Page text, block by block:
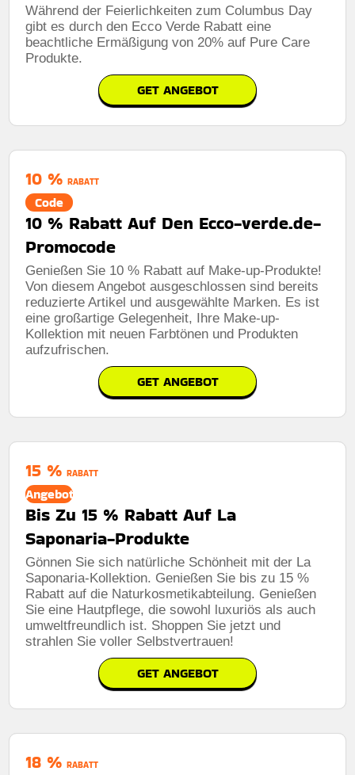
Während der Feierlichkeiten zum Columbus Day
gibt es durch den Ecco Verde Rabatt eine
beachtliche Ermäßigung von 20% auf Pure Care
Produkte.
GET ANGEBOT
10 % RABATT
Code
10 % Rabatt Auf Den Ecco-verde.de-
Promocode
Genießen Sie 10 % Rabatt auf Make-up-Produkte!
Von diesem Angebot ausgeschlossen sind bereits
reduzierte Artikel und ausgewählte Marken. Es ist
eine großartige Gelegenheit, Ihre Make-up-
Kollektion mit neuen Farbtönen und Produkten
aufzufrischen.
GET ANGEBOT
15 % RABATT
Angebot
Bis Zu 15 % Rabatt Auf La
Saponaria-Produkte
Gönnen Sie sich natürliche Schönheit mit der La
Saponaria-Kollektion. Genießen Sie bis zu 15 %
Rabatt auf die Naturkosmetikabteilung. Genießen
Sie eine Hautpflege, die sowohl luxuriös als auch
umweltfreundlich ist. Shoppen Sie jetzt und
strahlen Sie voller Selbstvertrauen!
GET ANGEBOT
18 % RABATT